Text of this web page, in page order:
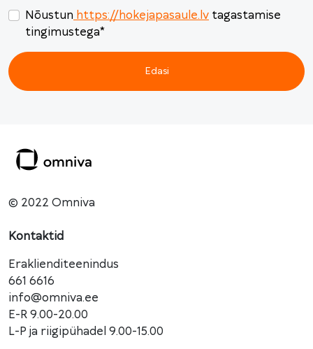
Nõustun https://hokejapasaule.lv tagastamise
tingimustega*
Edasi
© 2022 Omniva
Kontaktid
Eraklienditeenindus
661 6616
info@omniva.ee
E-R 9.00-20.00
L-P ja riigipühadel 9.00-15.00